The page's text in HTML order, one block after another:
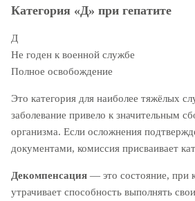
Категория «Д» при гепатите
Д
Не годен к военной службе
Полное освобождение
Это категория для наиболее тяжёлых
заболевание привело к значительным
организма. Если осложнения
документами, комиссия присваивает
Декомпенсация — это состояние, при
утрачивает способность выполнять